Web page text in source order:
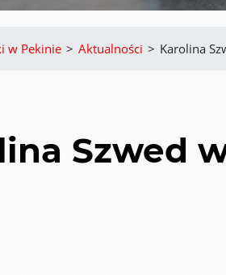
w Pekinie > Aktualności > Karolina
Szwed